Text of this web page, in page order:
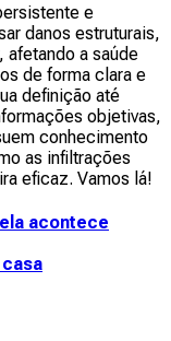
e
danos estruturais,
afetando a saúde
de forma clara e
definição até
objetivas,
conhecimento
as infiltrações
eficaz. Vamos lá!
acontece